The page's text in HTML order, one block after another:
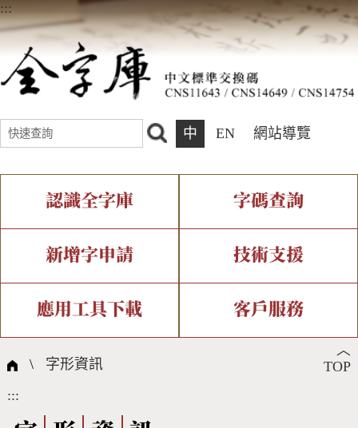
:::
中 EN 網站導覽
認識全字庫
全字庫介紹 全字庫現況
中文碼介紹 專有名詞介紹
國際字碼相關組織
字碼查詢
IDS查詢 部件查詢
複合查詢 注音查詢
筆畫查詢
筆順序查詢
新增字申請
新字申請處理流程
技術支援
字形即時顯示 造字解決方案
全字庫授權 轉碼Web Service
應用工具下載
個人電腦造字處理工具
字形下載
客戶服務
問題集
熱門查詢統計
︿
TOP
\ 字形資訊
:::